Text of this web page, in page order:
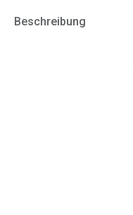
Beschreibung